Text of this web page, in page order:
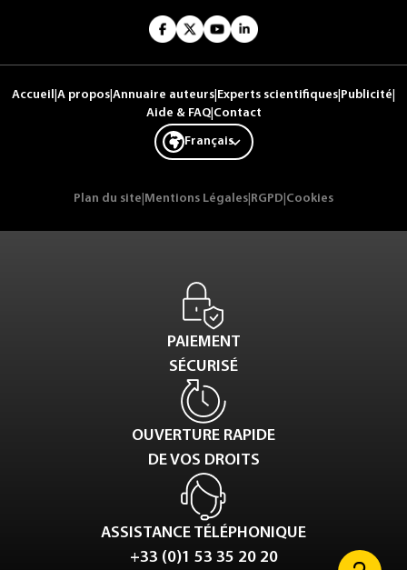
Accueil A propos Annuaire auteurs Experts scientifiques Publicité
Aide & FAQ| Contact
Français
Plan du site Mentions Légales RGPD Cookies
PAIEMENT
SÉCURISÉ
OUVERTURE RAPIDE
DE VOS DROITS
ASSISTANCE TÉLÉPHONIQUE
+33 (0)1 53 35 20 20